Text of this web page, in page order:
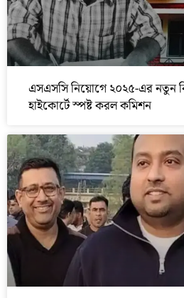
এসএসসি নিয়োগে ২০২৫-এর নতুন
হাইকোর্টে স্পষ্ট করল কমিশন